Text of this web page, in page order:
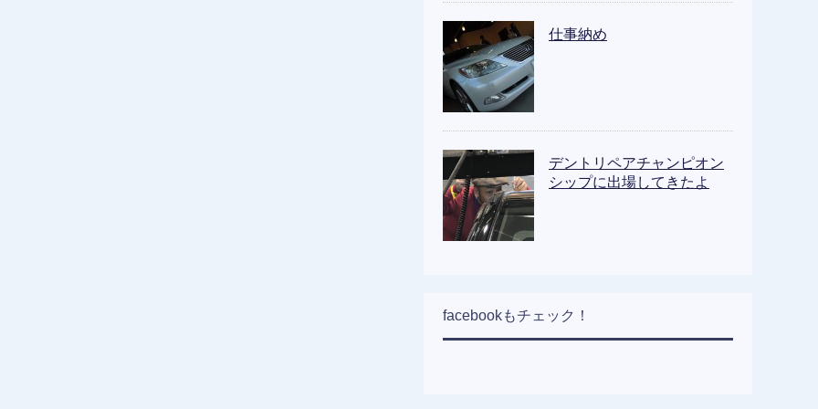
仕事納め
デントリペアチャンピオン
シップに出場してきたよ
facebookもチェック！